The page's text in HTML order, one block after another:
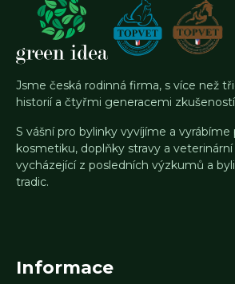
Jsme česká rodinná firma, s více než
historií a čtyřmi generacemi
S vášní pro bylinky vyvíjíme a vyrábíme
kosmetiku, doplňky stravy a
vycházející z posledních výzkumů a
tradic.
Informace